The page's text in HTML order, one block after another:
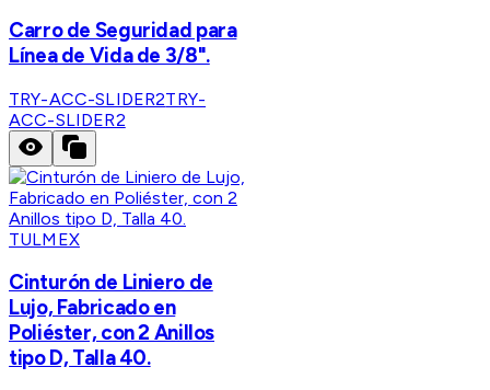
Carro de Seguridad para
Línea de Vida de 3/8".
TRY-ACC-SLIDER2TRY-
ACC-SLIDER2
TULMEX
Cinturón de Liniero de
Lujo, Fabricado en
Poliéster, con 2 Anillos
tipo D, Talla 40.